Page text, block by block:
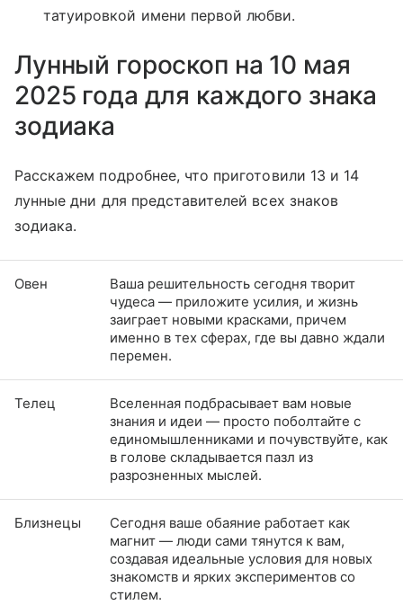
татуировкой имени первой любви.
Лунный гороскоп на 10 мая
2025 года для каждого знака
зодиака
Расскажем подробнее, что приготовили 13 и 14
лунные дни для представителей всех знаков
зодиака.
Овен
Ваша решительность сегодня творит
чудеса — приложите усилия, и жизнь
заиграет новыми красками, причем
именно в тех сферах, где вы давно ждали
перемен.
Телец
Вселенная подбрасывает вам новые
знания и идеи — просто поболтайте с
единомышленниками и почувствуйте, как
в голове складывается пазл из
разрозненных мыслей.
Близнецы
Сегодня ваше обаяние работает как
магнит — люди сами тянутся к вам,
создавая идеальные условия для новых
знакомств и ярких экспериментов со
стилем.